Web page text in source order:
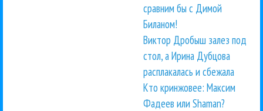
сравним бы с Димой
Биланом!
Виктор Дробыш залез под
стол, а Ирина Дубцова
расплакалась и сбежала
Кто кринжовее: Максим
Фадеев или Shaman?